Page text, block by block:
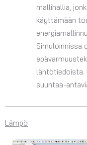
mallihallia,
käyttämään
Simuloinnissa
lähtötiedoista.
suuntaa-
Lämpö